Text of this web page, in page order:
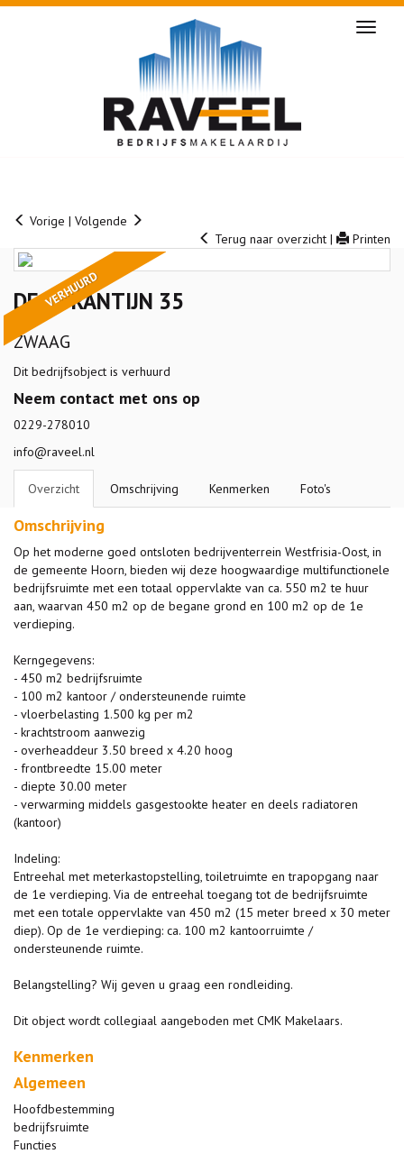
Vorige | Volgende
Terug naar overzicht | Printen
VERHUURD
DE CORANTIJN 35
ZWAAG
Dit bedrijfsobject is verhuurd
Neem contact met ons op
0229-278010
info@raveel.nl
Overzicht Omschrijving Kenmerken Foto's
Omschrijving
Op het moderne goed ontsloten bedrijventerrein Westfrisia-Oost, in
de gemeente Hoorn, bieden wij deze hoogwaardige multifunctionele
bedrijfsruimte met een totaal oppervlakte van ca. 550 m2 te huur
aan, waarvan 450 m2 op de begane grond en 100 m2 op de 1e
verdieping.
Kerngegevens:
- 450 m2 bedrijfsruimte
- 100 m2 kantoor / ondersteunende ruimte
- vloerbelasting 1.500 kg per m2
- krachtstroom aanwezig
- overheaddeur 3.50 breed x 4.20 hoog
- frontbreedte 15.00 meter
- diepte 30.00 meter
- verwarming middels gasgestookte heater en deels radiatoren
(kantoor)
Indeling:
Entreehal met meterkastopstelling, toiletruimte en trapopgang naar
de 1e verdieping. Via de entreehal toegang tot de bedrijfsruimte
met een totale oppervlakte van 450 m2 (15 meter breed x 30 meter
diep). Op de 1e verdieping: ca. 100 m2 kantoorruimte /
ondersteunende ruimte.
Belangstelling? Wij geven u graag een rondleiding.
Dit object wordt collegiaal aangeboden met CMK Makelaars.
Kenmerken
Algemeen
Hoofdbestemming
bedrijfsruimte
Functies